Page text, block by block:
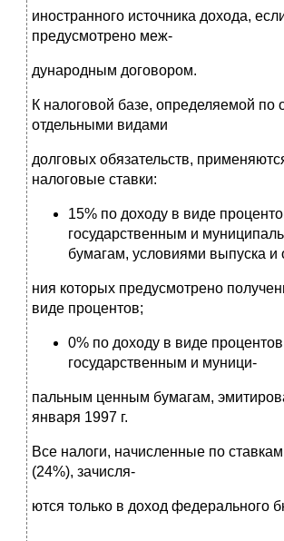
иностранного источника дохода,
предусмотрено меж-
дународным договором.
К налоговой базе, определяемой по
отдельными видами
долговых обязательств,
налоговые ставки:
15% по доходу в виде
государственным и
бумагам, условиями выпуска
ния которых предусмотрено
виде процентов;
0% по доходу в виде
государственным и муници-
пальным ценным бумагам,
января 1997 г.
Все налоги, начисленные по
(24%), зачисля-
ются только в доход федерального